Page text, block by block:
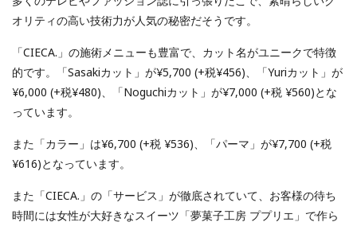
オリティの高い技術力が人気の秘密だそうです。
「CIECA.」の施術メニューも豊富で、カット名がユニークで特徴
的です。「Sasakiカット」が¥5,700 (+税¥456)、「Yuriカット」が
¥6,000 (+税¥480)、「Noguchiカット」が¥7,000 (+税 ¥560)とな
っています。
また「カラー」は¥6,700 (+税 ¥536)、「パーマ」が¥7,700 (+税
¥616)となっています。
また「CIECA.」の「サービス」が徹底されていて、お客様の待ち
時間には女性が大好きなスイーツ「夢菓子工房 ププリエ」で作ら